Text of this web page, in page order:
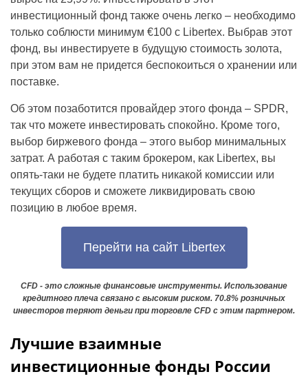
инвестиционный фонд также очень легко – необходимо
только соблюсти минимум €100 с Libertex. Выбрав этот
фонд, вы инвестируете в будущую стоимость золота,
при этом вам не придется беспокоиться о хранении или
поставке.
Об этом позаботится провайдер этого фонда – SPDR,
так что можете инвестировать спокойно. Кроме того,
выбор биржевого фонда – этого выбор минимальных
затрат. А работая с таким брокером, как Libertex, вы
опять-таки не будете платить никакой комиссии или
текущих сборов и сможете ликвидировать свою
позицию в любое время.
Перейти на сайт Libertex
CFD - это сложные финансовые инструменты. Использование
кредитного плеча связано с высоким риском. 70.8% розничных
инвесторов теряют деньги при торговле CFD с этим партнером.
Лучшие взаимные
инвестиционные фонды России